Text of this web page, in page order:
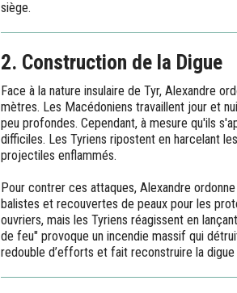
siège.
2. Construction de la Digue
Face à la nature insulaire de Tyr, Alexandre
mètres. Les Macédoniens travaillent jour et
peu profondes. Cependant, à mesure qu'ils
difficiles. Les Tyriens ripostent en harcelant
projectiles enflammés.
Pour contrer ces attaques, Alexandre
balistes et recouvertes de peaux pour les
ouvriers, mais les Tyriens réagissent en
de feu" provoque un incendie massif qui
redouble d’efforts et fait reconstruire la